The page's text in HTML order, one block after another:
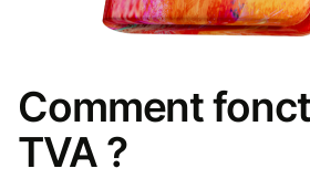
Comment
TVA ?